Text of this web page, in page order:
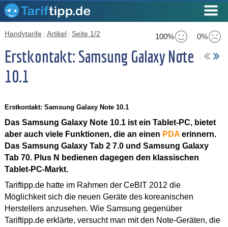
100% 0%
Handytarife : Artikel : Seite 1/2
Erstkontakt: Samsung Galaxy Note
10.1
Erstkontakt: Samsung Galaxy Note 10.1
Das Samsung Galaxy Note 10.1 ist ein Tablet-PC, bietet
aber auch viele Funktionen, die an einen PDAerinnern.
Das Samsung Galaxy Tab 2 7.0 und Samsung Galaxy
Tab 70. Plus N bedienen dagegen den klassischen
Tablet-PC-Markt.
Tariftipp.de hatte im Rahmen der CeBIT 2012 die
Möglichkeit sich die neuen Geräte des koreanischen
Herstellers anzusehen. Wie Samsung gegenüber
Tariftipp.de erklärte, versucht man mit den Note-Geräten, die